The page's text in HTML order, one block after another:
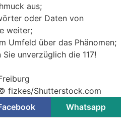
aus;
oder Daten von
weiter;
Umfeld über das Phänomen;
unverzüglich die 117!
fizkes/Shutterstock.com
Whatsapp